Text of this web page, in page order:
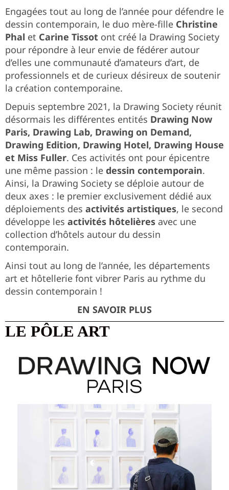
Engagées tout au long de l’année pour défendre le
dessin contemporain, le duo mère-fille Christine
Phal et Carine Tissot ont créé la Drawing Society
pour répondre à leur envie de fédérer autour
d’elles une communauté d’amateurs d’art, de
professionnels et de curieux désireux de soutenir
la création contemporaine.
Depuis septembre 2021, la Drawing Society réunit
désormais les différentes entités Drawing Now
Paris, Drawing Lab, Drawing on Demand,
Drawing Edition, Drawing Hotel, Drawing House
et Miss Fuller. Ces activités ont pour épicentre
une même passion : le dessin contemporain.
Ainsi, la Drawing Society se déploie autour de
deux axes : le premier exclusivement dédié aux
déploiements des activités artistiques, le second
développe les activités hôtelières avec une
collection d’hôtels autour du dessin
contemporain.
Ainsi tout au long de l’année, les départements
art et hôtellerie font vibrer Paris au rythme du
dessin contemporain !
EN SAVOIR PLUS
LE PÔLE ART